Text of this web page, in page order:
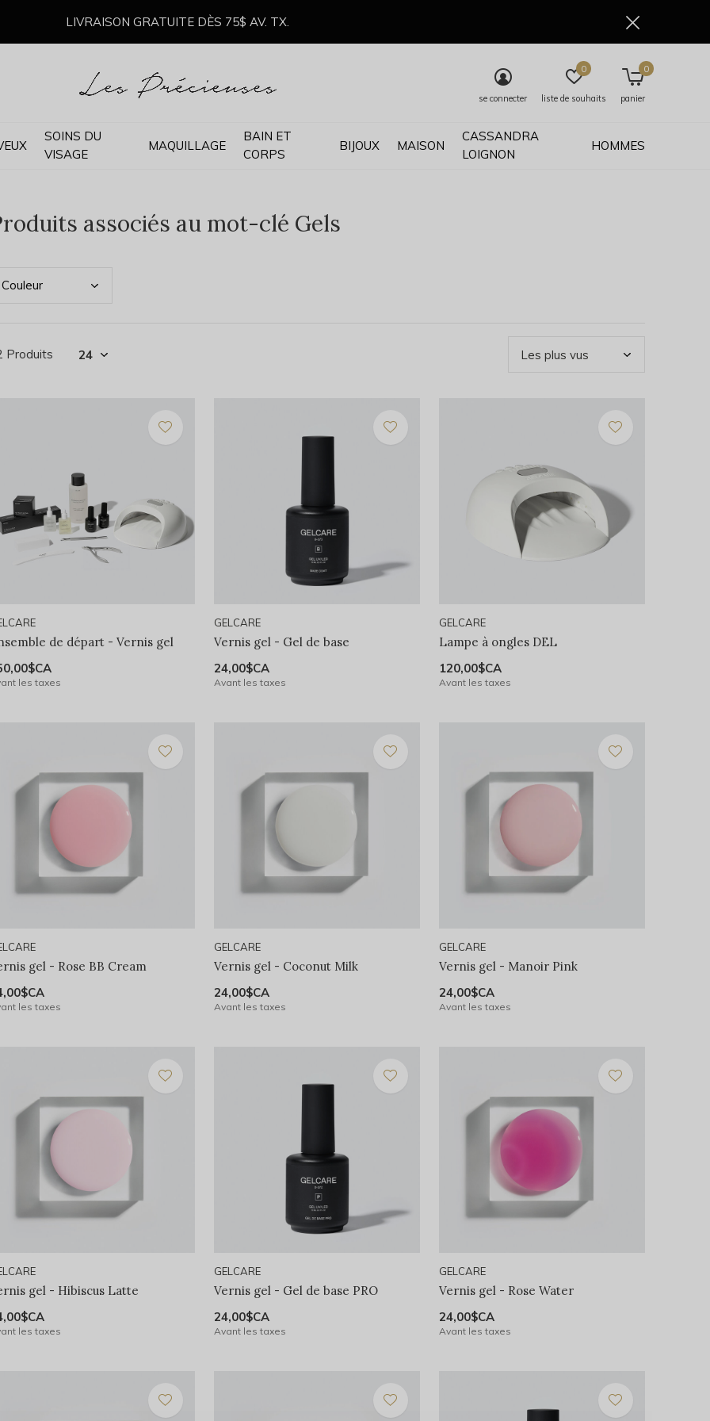
SOINS DU
VISAGE
MAQUILLAGE
BAIN ET
CORPS
BIJOUX MAISON
CASSANDRA
LOIGNON
HOMMES
se connecter liste de souhaits
0
panier
0
LIVRAISON GRATUITE DÈS 75$ AV. TX.
associés au mot-clé Gels
Couleur
Produits
de départ - Vernis gel
les taxes
GELCARE
Vernis gel - Gel de base
24,00$CA
Avant les taxes
GELCARE
Lampe à ongles DEL
120,00$CA
Avant les taxes
gel - Rose BB Cream
les taxes
GELCARE
Vernis gel - Coconut Milk
24,00$CA
Avant les taxes
GELCARE
Vernis gel - Manoir Pink
24,00$CA
Avant les taxes
gel - Hibiscus Latte
les taxes
GELCARE
Vernis gel - Gel de base PRO
24,00$CA
Avant les taxes
GELCARE
Vernis gel - Rose Water
24,00$CA
Avant les taxes